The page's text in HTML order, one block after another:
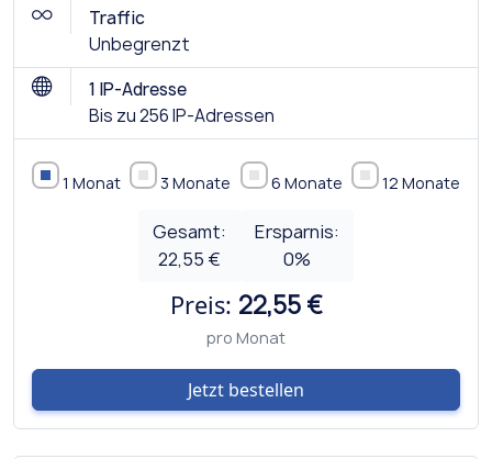
Traffic
Unbegrenzt
1 IP-Adresse
Bis zu 256 IP-Adressen
1 Monat 3 Monate 6 Monate 12 Monate
Gesamt:
22,55 €
Ersparnis:
0%
Preis: 22,55 €
pro Monat
Jetzt bestellen